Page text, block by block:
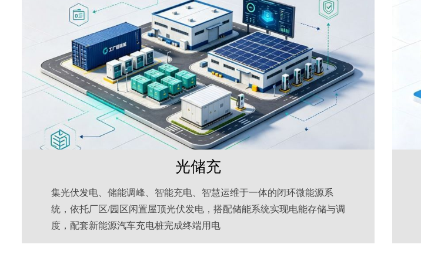
光储充
集光伏发电、储能调峰、智能充电、智慧运维于一体的闭环微能源系
统，依托厂区/园区闲置屋顶光伏发电，搭配储能系统实现电能存储与调
度，配套新能源汽车充电桩完成终端用电